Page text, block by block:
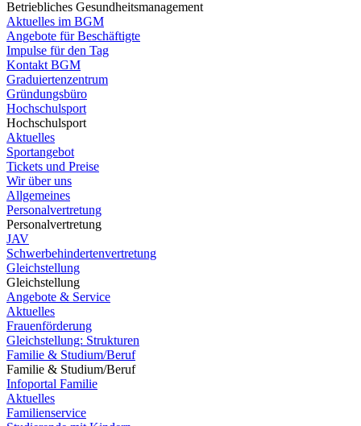
Betriebliches Gesundheitsmanagement
Aktuelles im BGM
Angebote für Beschäftigte
Impulse für den Tag
Kontakt BGM
Graduiertenzentrum
Gründungsbüro
Hochschulsport
Hochschulsport
Aktuelles
Sportangebot
Tickets und Preise
Wir über uns
Allgemeines
Personalvertretung
Personalvertretung
JAV
Schwerbehindertenvertretung
Gleichstellung
Gleichstellung
Angebote & Service
Aktuelles
Frauenförderung
Gleichstellung: Strukturen
Familie & Studium/Beruf
Familie & Studium/Beruf
Infoportal Familie
Aktuelles
Familienservice